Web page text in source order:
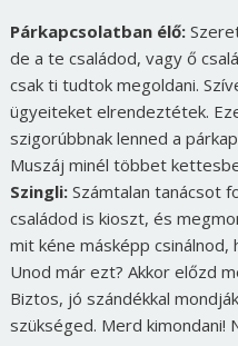
Párkapcsolatban élő:
de a te családod, vagy ő
csak ti tudtok megoldani.
ügyeiteket elrendeztétek.
szigorúbbnak lenned a
Muszáj minél többet
Szingli:Számtalan tanácsot
családod is kioszt, és
mit kéne másképp
Unod már ezt? Akkor előzd
Biztos, jó szándékkal
szükséged. Merd kimondani!